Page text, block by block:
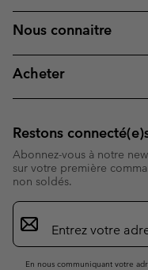
Nous connaitre
Acheter
Restons
Abonnez-vous à notre
sur votre première
non soldés.
Inscription
par
e-
En nous communiquant votre